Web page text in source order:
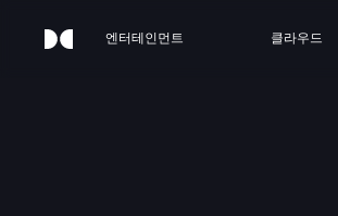
엔터테인먼트 클라우드